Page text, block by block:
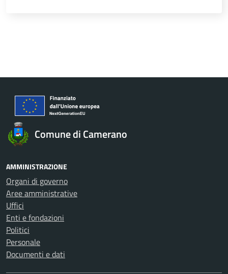
Comune di Camerano
AMMINISTRAZIONE
Organi di governo
Aree amministrative
Uffici
Enti e fondazioni
Politici
Personale
Documenti e dati